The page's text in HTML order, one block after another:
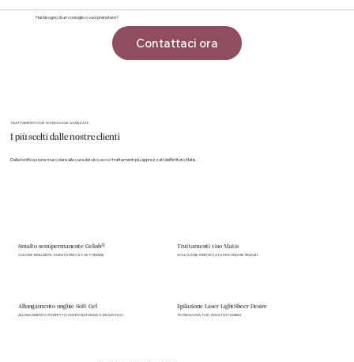
Hai bisogno di un consiglio o vuoi prenotare?
Contattaci ora
TRATTAMENTI CON TECNOLOGIE AVANZATE
I più scelti dalle nostre clienti
Dalla tonificazione muscolare alla cura del viso, ecco i trattamenti più apprezzati dell’Istituto Matis.
Smalto semipermanente Gelish®
COLORE BRILLANTE, DURATA FINO A 3 SETTIMANE
Trattamenti viso Matis
SOLUZIONE RINFORZATA PER UNGHIE FRAGILI
Allungamento unghie Soft Gel
ALLUNGAMENTO PERFETTO SUPER NATURALE E REALISTICO
Epilazione Laser LightSheer Desire
TECNOLOGIA TOP, RISULTATI VISIBILI